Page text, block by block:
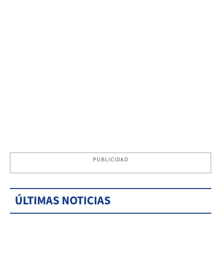
PUBLICIDAD
ÚLTIMAS NOTICIAS